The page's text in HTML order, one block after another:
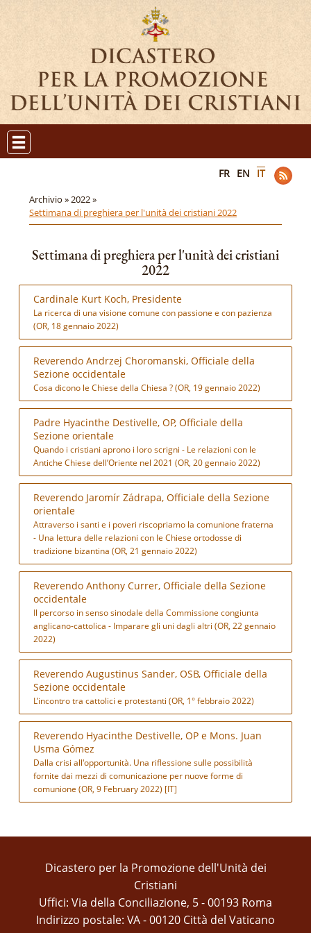
FR EN IT
Archivio »2022 »
Settimana di preghiera per l'unità dei cristiani 2022
Settimana di preghiera per l'unità dei cristiani
2022
Cardinale Kurt Koch, Presidente
La ricerca di una visione comune con passione e con pazienza
(OR, 18 gennaio 2022)
Reverendo Andrzej Choromanski, Officiale della
Sezione occidentale
Cosa dicono le Chiese della Chiesa ? (OR, 19 gennaio 2022)
Padre Hyacinthe Destivelle, OP, Officiale della
Sezione orientale
Quando i cristiani aprono i loro scrigni - Le relazioni con le
Antiche Chiese dell’Oriente nel 2021 (OR, 20 gennaio 2022)
Reverendo Jaromír Zádrapa, Officiale della Sezione
orientale
Attraverso i santi e i poveri riscopriamo la comunione fraterna
- Una lettura delle relazioni con le Chiese ortodosse di
tradizione bizantina (OR, 21 gennaio 2022)
Reverendo Anthony Currer, Officiale della Sezione
occidentale
Il percorso in senso sinodale della Commissione congiunta
anglicano-cattolica - Imparare gli uni dagli altri (OR, 22 gennaio
2022)
Reverendo Augustinus Sander, OSB, Officiale della
Sezione occidentale
L’incontro tra cattolici e protestanti (OR, 1° febbraio 2022)
Reverendo Hyacinthe Destivelle, OP e Mons. Juan
Usma Gómez
Dalla crisi all'opportunità. Una riflessione sulle possibilità
fornite dai mezzi di comunicazione per nuove forme di
comunione (OR, 9 February 2022) [IT]
Dicastero per la Promozione dell'Unità dei
Cristiani
Uffici: Via della Conciliazione, 5 - 00193 Roma
Indirizzo postale: VA - 00120 Città del Vaticano